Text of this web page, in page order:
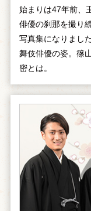
始まりは47年前、
俳優の刹那を撮り
写真集になりまし
舞伎俳優の姿。篠
密とは。